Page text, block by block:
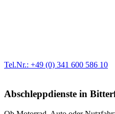
Tel.Nr.: +49 (0) 341 600 586 10
Abschleppdienste in